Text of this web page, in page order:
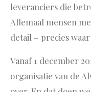
leveranciers die
Allemaal mensen
detail – precies
Vanaf 1 december
organisatie van de